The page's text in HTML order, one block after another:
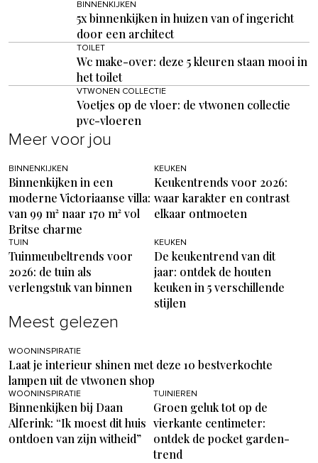
BINNENKIJKEN
5x binnenkijken in huizen van of ingericht
door een architect
TOILET
Wc make-over: deze 5 kleuren staan mooi in
het toilet
VTWONEN COLLECTIE
Voetjes op de vloer: de vtwonen collectie
pvc-vloeren
Meer voor jou
BINNENKIJKEN
Binnenkijken in een
moderne Victoriaanse villa:
van 99 m² naar 170 m² vol
Britse charme
KEUKEN
Keukentrends voor 2026:
waar karakter en contrast
elkaar ontmoeten
TUIN
Tuinmeubeltrends voor
2026: de tuin als
verlengstuk van binnen
KEUKEN
De keukentrend van dit
jaar: ontdek de houten
keuken in 5 verschillende
stijlen
Meest gelezen
WOONINSPIRATIE
Laat je interieur shinen met deze 10 bestverkochte
lampen uit de vtwonen shop
WOONINSPIRATIE
Binnenkijken bij Daan
Alferink: “Ik moest dit huis
ontdoen van zijn witheid”
TUINIEREN
Groen geluk tot op de
vierkante centimeter:
ontdek de pocket garden-
trend